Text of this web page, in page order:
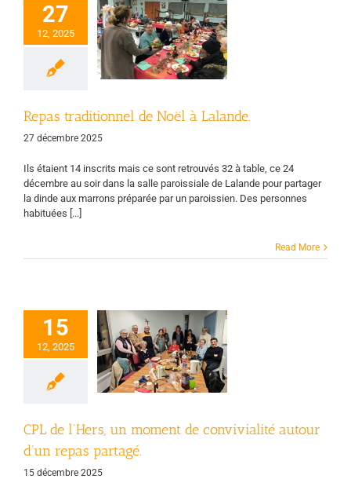
27
12, 2025
traditionnel
à Lalande.
Page d'accueil
et diacres
Repas traditionnel de Noël à Lalande.
27 décembre 2025
Ils étaient 14 inscrits mais ce sont retrouvés 32 à table, ce 24
décembre au soir dans la salle paroissiale de Lalande pour partager
la dinde aux marrons préparée par un paroissien. Des personnes
habituées [...]
Read More
15
12, 2025
de l’Hers, un
moment de
autour
repas partagé.
CPL de l’Hers, un moment de convivialité autour
d’un repas partagé.
15 décembre 2025